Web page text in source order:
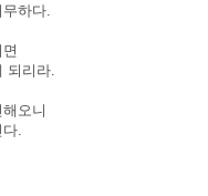
하다.
되리라.
오니
다.